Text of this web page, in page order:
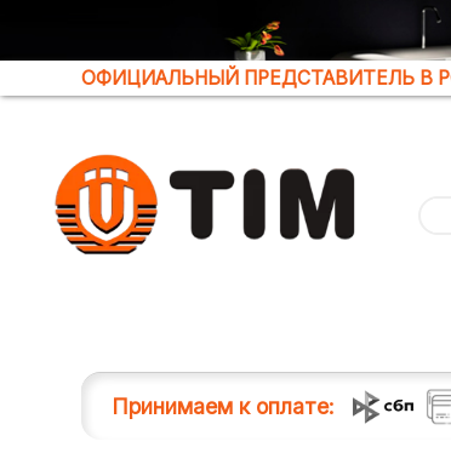
ОФИЦИАЛЬНЫЙ ПРЕДСТАВИТЕЛЬ В
Принимаем к оплате: